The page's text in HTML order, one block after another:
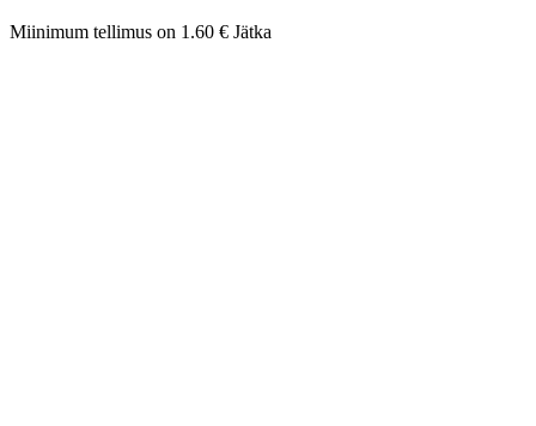
Miinimum tellimus on 1.60 € Jätka